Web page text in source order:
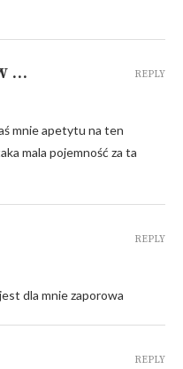
...
mnie apetytu na ten
mala pojemność za ta
REPLY
dla mnie zaporowa
REPLY
REPLY